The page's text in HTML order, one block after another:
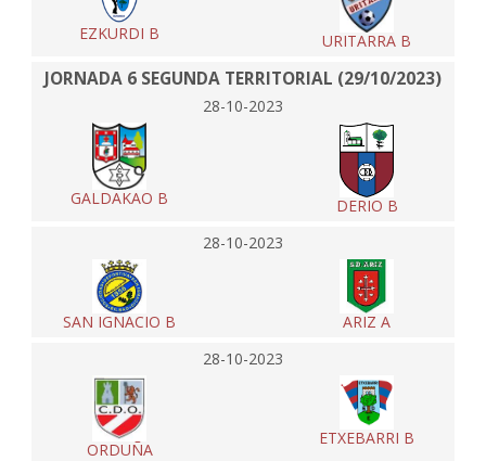
EZKURDI B URITARRA B
JORNADA 6 SEGUNDA TERRITORIAL (29/10/2023)
28-10-2023
GALDAKAO B
DERIO B
28-10-2023
SAN IGNACIO B
ARIZ A
28-10-2023
ORDUÑA
ETXEBARRI B